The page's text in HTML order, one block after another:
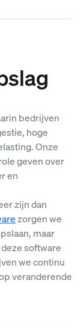
bedrijven
hoge
Onze
geven over
en
zijn dan
zorgen we
maar
software
we continu
veranderende